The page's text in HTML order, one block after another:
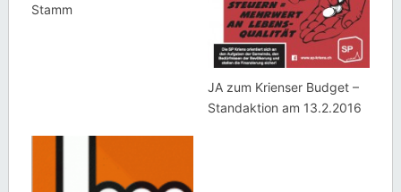
Stamm
JA zum Krienser Budget –
Standaktion am 13.2.2016